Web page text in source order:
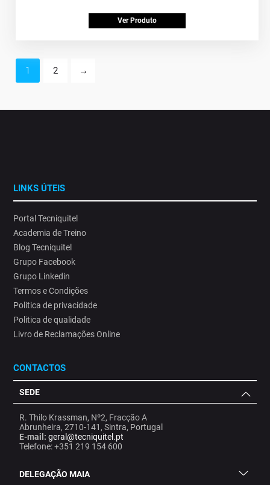
Ver Produto
1 2 →
LINKS ÚTEIS
Portal Tecniquitel
Academia de Treino
Blog Tecniquitel
Grupo Facebook
Grupo Linkedin
Termos e Condições
Politica de privacidade
Politica de qualidade
Livro de Reclamações Online
CONTACTOS
SEDE
R. Thilo Krassman, Nº2, Fracção A
Abrunheira, 2710-141, Sintra, Portugal
E-mail: geral@tecniquitel.pt
Telefone: +351 219 154 600
DELEGAÇÃO MAIA